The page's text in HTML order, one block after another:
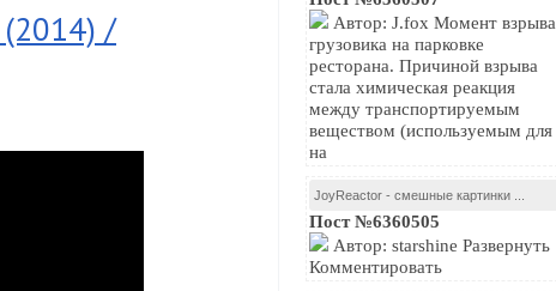
Автор: J.fox Момент взрыва
грузовика на парковке
ресторана. Причиной взрыва
стала химическая реакция
между транспортируемым
веществом (используемым для
на
JoyReactor - смешные картинки ...
Пост №6360505
Автор: starshine Развернуть
Комментировать
(2014) /